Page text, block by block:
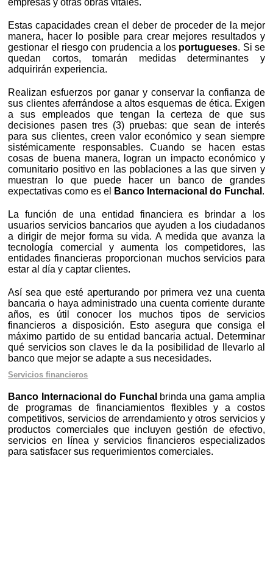
empresas y otras obras vitales.
Estas capacidades crean el deber de proceder de la mejor
manera, hacer lo posible para crear mejores resultados y
gestionar el riesgo con prudencia a los portugueses. Si se
quedan cortos, tomarán medidas determinantes y
adquirirán experiencia.
Realizan esfuerzos por ganar y conservar la confianza de
sus clientes aferrándose a altos esquemas de ética. Exigen
a sus empleados que tengan la certeza de que sus
decisiones pasen tres (3) pruebas: que sean de interés
para sus clientes, creen valor económico y sean siempre
sistémicamente responsables. Cuando se hacen estas
cosas de buena manera, logran un impacto económico y
comunitario positivo en las poblaciones a las que sirven y
muestran lo que puede hacer un banco de grandes
expectativas como es el
Banco Internacional do Funchal .
La función de una entidad financiera es brindar a los
usuarios servicios bancarios que ayuden a los ciudadanos
a dirigir de mejor forma su vida. A medida que avanza la
tecnología comercial y aumenta los competidores, las
entidades financieras proporcionan muchos servicios para
estar al día y captar clientes.
Así sea que esté aperturando por primera vez una cuenta
bancaria o haya administrado una cuenta corriente durante
años, es útil conocer los muchos tipos de servicios
financieros a disposición. Esto asegura que consiga el
máximo partido de su entidad bancaria actual. Determinar
qué servicios son claves le da la posibilidad de llevarlo al
banco que mejor se adapte a sus necesidades.
Servicios financieros
Banco Internacional do Funchal brinda una gama amplia
de programas de financiamientos flexibles y a costos
competitivos, servicios de arrendamiento y otros servicios y
productos comerciales que incluyen gestión de efectivo,
servicios en línea y servicios financieros especializados
para satisfacer sus requerimientos comerciales.